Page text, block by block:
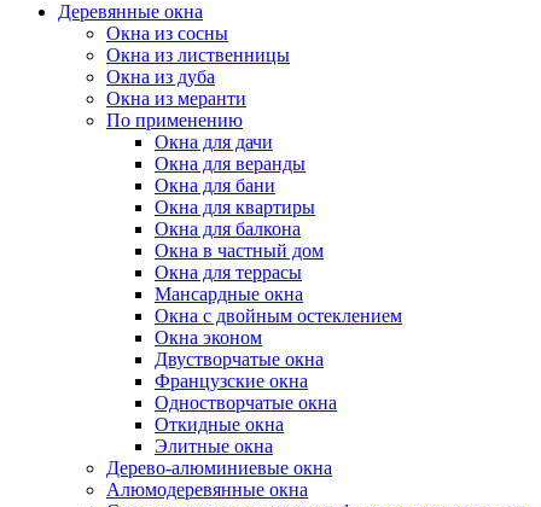
Деревянные окна
Окна из сосны
Окна из лиственницы
Окна из дуба
Окна из меранти
По применению
Окна для дачи
Окна для веранды
Окна для бани
Окна для квартиры
Окна для балкона
Окна в частный дом
Окна для террасы
Мансардные окна
Окна с двойным остеклением
Окна эконом
Двустворчатые окна
Французские окна
Одностворчатые окна
Откидные окна
Элитные окна
Дерево-алюминиевые окна
Алюмодеревянные окна